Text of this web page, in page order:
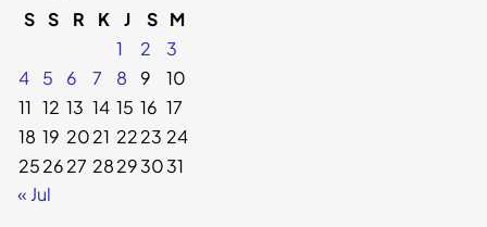
S S R K J S M
1
2
3
4
5 6 7 8 9
10
11 12 13 14 15 16 17
18 19 2021 2223 24
252627 28293031
« Jul